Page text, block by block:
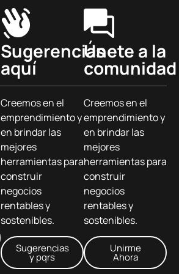
Sugerencias
aquí
Creemos en el
emprendimiento y
en brindar las
mejores
herramientas para
construir
negocios
rentables y
sostenibles.
Sugerencias
y pqrs
Únete a la
comunidad
Creemos en el
emprendimiento y
en brindar las
mejores
herramientas para
construir
negocios
rentables y
sostenibles.
Unirme
Ahora